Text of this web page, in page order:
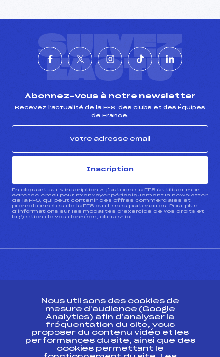
SUIVEZ
L'ACTU
Abonnez-vous à notre newsletter
Recevez l’actualité de la FFS, des clubs et des Équipes
de France.
Inscription
En cliquant sur « inscription », j’autorise la FFS à utiliser mon
adresse email pour m’envoyer périodiquement la newsletter
de la FFS, qui peut contenir des offres commerciales et
promotionnelles de la FFS ou de ses partenaires. Pour plus
d’informations sur les modalités d’exercice de vos droits et
la gestion de vos données, cliquez ici
Ressources
Pass’Neige
Projet sportif fédéral
Nous utilisons des cookies de
mesure d’audience (Google
Analytics) afin d’analyser la
fréquentation du site, vous
proposer du contenu vidéo et les
performances du site, ainsi que des
cookies permettant le